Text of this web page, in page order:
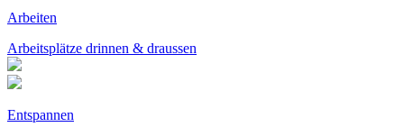
Arbeiten
Arbeitsplätze drinnen & draussen
Entspannen